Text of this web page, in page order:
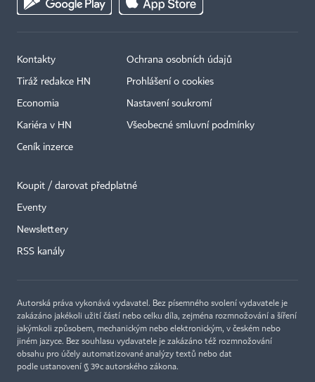
Kontakty
Tiráž redakce HN
Economia
Kariéra v HN
Ceník inzerce
Ochrana osobních údajů
Prohlášení o cookies
Nastavení soukromí
Všeobecné smluvní podmínky
Koupit / darovat předplatné
Eventy
Newslettery
RSS kanály
Autorská práva vykonává vydavatel. Bez písemného svolení vydavatele je
zakázáno jakékoli užití částí nebo celku díla, zejména rozmnožování a šíření
jakýmkoli způsobem, mechanickým nebo elektronickým, v českém nebo
jiném jazyce. Bez souhlasu vydavatele je zakázáno též rozmnožování
obsahu pro účely automatizované analýzy textů nebo dat
podle ustanovení § 39c autorského zákona.